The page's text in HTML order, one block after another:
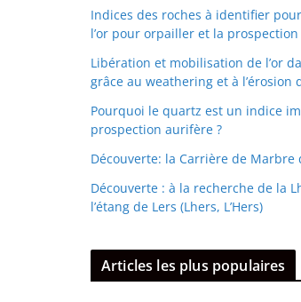
Indices des roches à identifier
l’or pour orpailler et la
Libération et mobilisation de l’or
grâce au weathering et à l’érosion
Pourquoi le quartz est un indice
prospection aurifère ?
Découverte: la Carrière de Marbre
Découverte : à la recherche de la
l’étang de Lers (Lhers, L’Hers)
Articles les plus populaires